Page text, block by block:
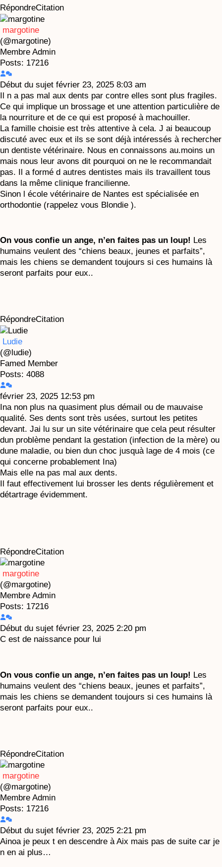
RépondreCitation
margotine
(@margotine)
Membre Admin
Posts: 17216
Début du sujet février 23, 2025 8:03 am
Il n a pas mal aux dents par contre elles sont plus fragiles.
Ce qui implique un brossage et une attention particulière de
la nourriture et de ce qui est proposé à machouiller.
La famille choisie est très attentive à cela. J ai beaucoup
discuté avec eux et ils se sont déjà intéressés à rechercher
un dentiste vétérinaire. Nous en connaissons au.moins un
mais nous leur avons dit pourquoi on ne le recommandait
pas. Il a formé d autres dentistes mais ils travaillent tous
dans la même clinique francilienne.
Sinon l école vétérinaire de Nantes est spécialisée en
orthodontie (rappelez vous Blondie ).
On vous confie un ange, n’en faites pas un loup! Les
humains veulent des “chiens beaux, jeunes et parfaits”,
mais les chiens se demandent toujours si ces humains là
seront parfaits pour eux..
RépondreCitation
Ludie
(@ludie)
Famed Member
Posts: 4088
février 23, 2025 12:53 pm
Ina non plus na quasiment plus démail ou de mauvaise
qualité. Ses dents sont très usées, surtout les petites
devant. Jai lu sur un site vétérinaire que cela peut résulter
dun problème pendant la gestation (infection de la mère) ou
dune maladie, ou bien dun choc jusquà lage de 4 mois (ce
qui concerne probablement Ina)
Mais elle na pas mal aux dents.
Il faut effectivement lui brosser les dents régulièrement et
détartrage évidemment.
RépondreCitation
margotine
(@margotine)
Membre Admin
Posts: 17216
Début du sujet février 23, 2025 2:20 pm
C est de naissance pour lui
On vous confie un ange, n’en faites pas un loup! Les
humains veulent des “chiens beaux, jeunes et parfaits”,
mais les chiens se demandent toujours si ces humains là
seront parfaits pour eux..
RépondreCitation
margotine
(@margotine)
Membre Admin
Posts: 17216
Début du sujet février 23, 2025 2:21 pm
Ainoa je peux t en descendre à Aix mais pas de suite car je
n en ai plus…